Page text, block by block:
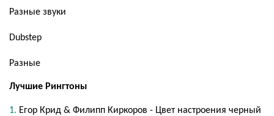
Разные звуки
Dubstep
Разные
Лучшие Рингтоны
Егор Крид & Филипп Киркоров - Цвет настроения черный